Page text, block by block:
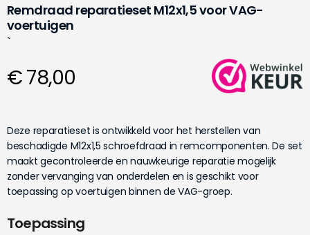
Remdraad reparatieset M12x1,5 voor VAG-
voertuigen
`
€ 78,00
Deze reparatieset is ontwikkeld voor het herstellen van
beschadigde M12x1,5 schroefdraad in remcomponenten. De set
maakt gecontroleerde en nauwkeurige reparatie mogelijk
zonder vervanging van onderdelen en is geschikt voor
toepassing op voertuigen binnen de VAG-groep.
Toepassing